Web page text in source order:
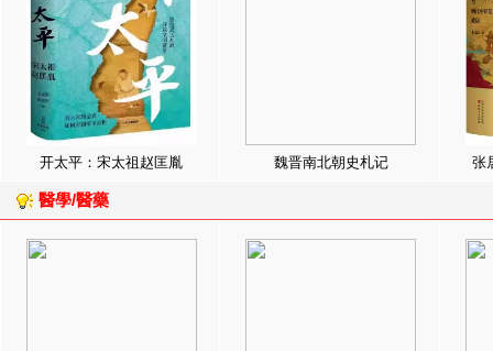
开太平：宋太祖赵匡胤 魏晋南北朝史札记 张
醫學/醫藥